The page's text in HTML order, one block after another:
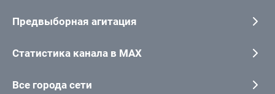
Предвыборная агитация
Статистика канала в MAX
Все города сети